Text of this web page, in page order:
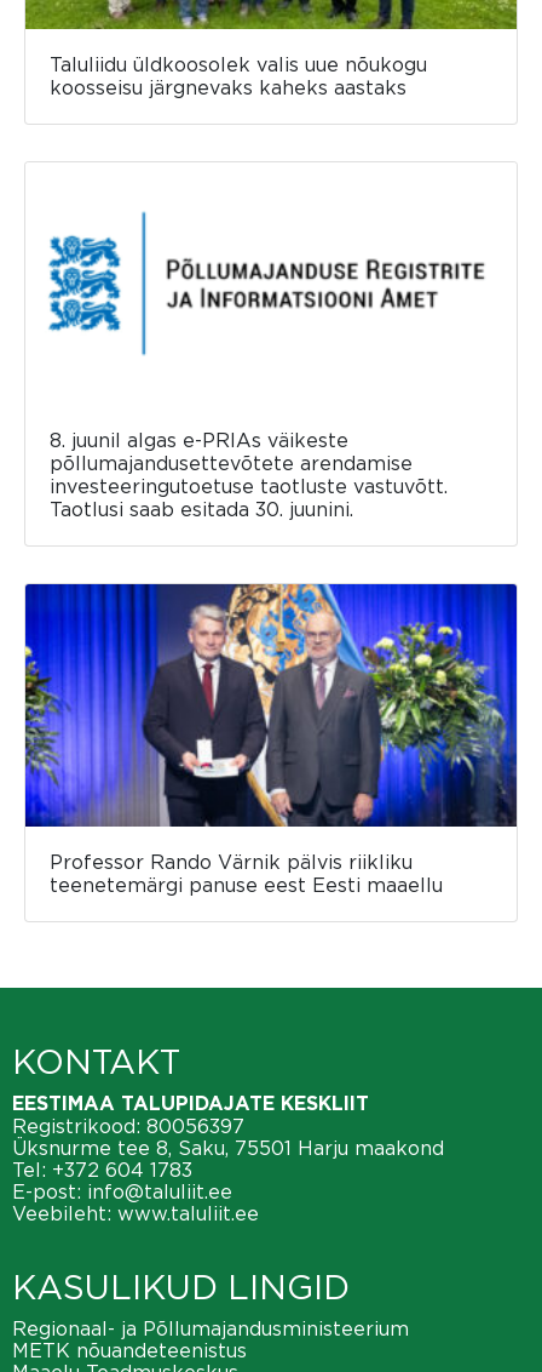
Taluliidu üldkoosolek valis uue nõukogu
koosseisu järgnevaks kaheks aastaks
8. juunil algas e-PRIAs väikeste
põllumajandusettevõtete arendamise
investeeringutoetuse taotluste vastuvõtt.
Taotlusi saab esitada 30. juunini.
Professor Rando Värnik pälvis riikliku
teenetemärgi panuse eest Eesti maaellu
KONTAKT
EESTIMAA TALUPIDAJATE KESKLIIT
Registrikood: 80056397
Üksnurme tee 8, Saku, 75501 Harju maakond
Tel: +372 604 1783
E-post: info@taluliit.ee
Veebileht: www.taluliit.ee
KASULIKUD LINGID
Regionaal- ja Põllumajandusministeerium
METK nõuandeteenistus